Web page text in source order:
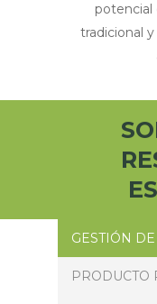
potencial
tradicional
GESTIÓN
PRODUCTO